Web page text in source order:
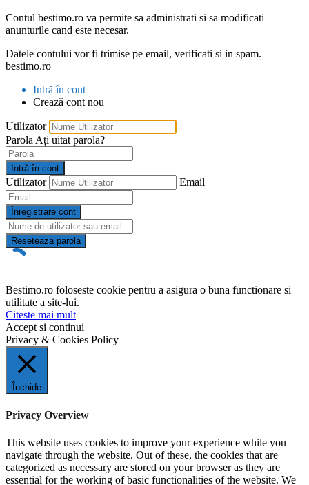
Contul bestimo.ro va permite sa administrati si sa modificati
anunturile cand este necesar.
Datele contului vor fi trimise pe email, verificati si in spam.
bestimo.ro
Intră în cont
Crează cont nou
Utilizator
Parola Ați uitat parola?
Intră în cont
Utilizator Email
Înregistrare cont
Reseteaza parola
Bestimo.ro foloseste cookie pentru a asigura o buna functionare si
utilitate a site-lui.
Citeste mai mult
Accept si continui
Privacy & Cookies Policy
Închide
Privacy Overview
This website uses cookies to improve your experience while you
navigate through the website. Out of these, the cookies that are
categorized as necessary are stored on your browser as they are
essential for the working of basic functionalities of the website. We